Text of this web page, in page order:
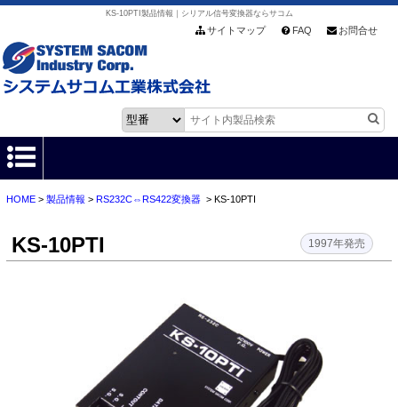
KS-10PTI製品情報｜シリアル信号変換器ならサコム
サイトマップ FAQ お問合せ
HOME
お客様サポート
会社情報
HOME> 製品情報 > RS232C⇔RS422変換器> KS-10PTI
KS-10PTI 1997年発売